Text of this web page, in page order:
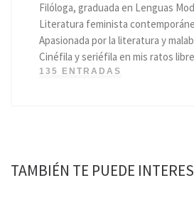
Filóloga, graduada en Lenguas
Literatura feminista
Apasionada por la literatura y
Cinéfila y seriéfila en mis ratos
135 ENTRADAS
TAMBIÉN TE PUEDE